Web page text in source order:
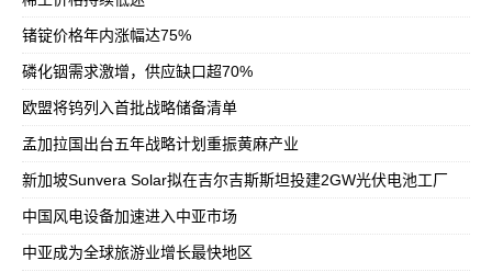
锗锭价格年内涨幅达75%
磷化铟需求激增，供应缺口超70%
欧盟将钨列入首批战略储备清单
孟加拉国出台五年战略计划重振黄麻产业
新加坡Sunvera Solar拟在吉尔吉斯斯坦投建2GW光伏电池工厂
中国风电设备加速进入中亚市场
中亚成为全球旅游业增长最快地区